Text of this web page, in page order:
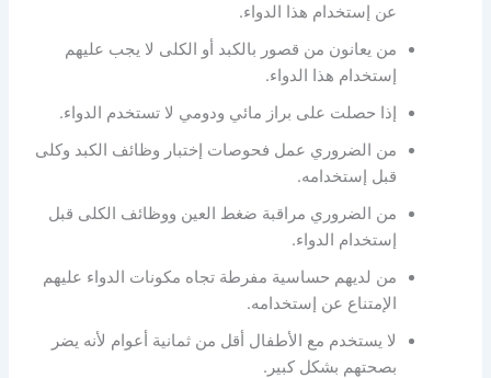
عن إستخدام هذا الدواء.
من يعانون من قصور بالكبد أو الكلى لا يجب عليهم
إستخدام هذا الدواء.
إذا حصلت على براز مائي ودومي لا تستخدم الدواء.
من الضروري عمل فحوصات إختبار وظائف الكبد وكلى
قبل إستخدامه.
من الضروري مراقبة ضغط العين ووظائف الكلى قبل
إستخدام الدواء.
من لديهم حساسية مفرطة تجاه مكونات الدواء عليهم
الإمتناع عن إستخدامه.
لا يستخدم مع الأطفال أقل من ثمانية أعوام لأنه يضر
بصحتهم بشكل كبير.